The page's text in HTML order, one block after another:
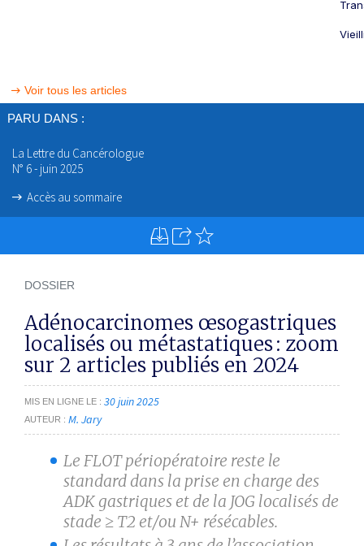
Voir tous les articles
PARU DANS :
La Lettre du Cancérologue
N° 6 - juin 2025
Accès au sommaire
DOSSIER
Adénocarcinomes œsogastriques
localisés ou métastatiques : zoom
sur 2 articles publiés en 2024
MIS EN LIGNE LE 30 juin 2025
AUTEUR M. Jary
Le FLOT périopératoire reste le
standard dans la prise en charge des
ADK gastriques et de la JOG ­localisés de
stade ≥ T2 et/ou N+ résécables.